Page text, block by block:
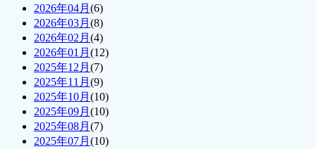
2026年04月 (6)
2026年03月 (8)
2026年02月 (4)
2026年01月 (12)
2025年12月 (7)
2025年11月 (9)
2025年10月 (10)
2025年09月 (10)
2025年08月 (7)
2025年07月 (10)